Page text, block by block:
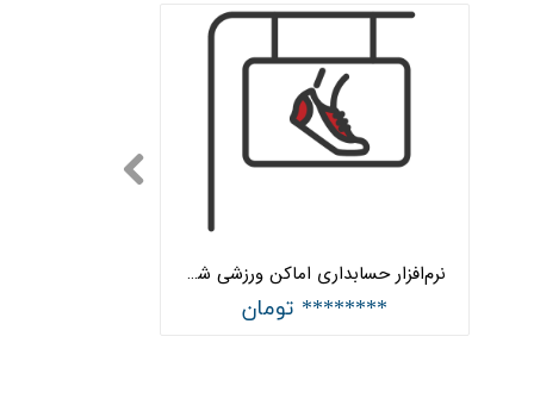
نرم‌‌افزار حسابداری اماکن ورزشی شبکه هلو APEX
******** تومان